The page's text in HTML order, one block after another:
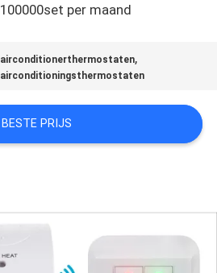
100000set per maand
airconditionerthermostaten,
airconditioningsthermostaten
BESTE PRIJS